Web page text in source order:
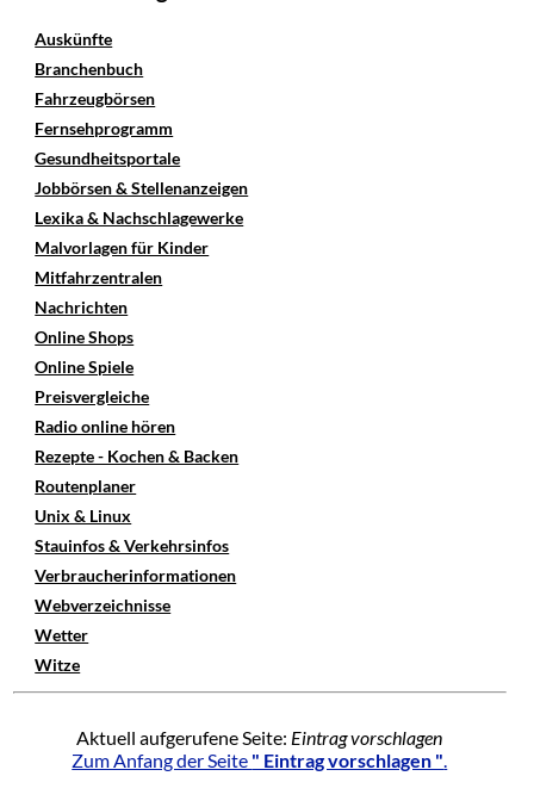
Auskünfte
Branchenbuch
Fahrzeugbörsen
Fernsehprogramm
Gesundheitsportale
Jobbörsen & Stellenanzeigen
Lexika & Nachschlagewerke
Malvorlagen für Kinder
Mitfahrzentralen
Nachrichten
Online Shops
Online Spiele
Preisvergleiche
Radio online hören
Rezepte - Kochen & Backen
Routenplaner
Unix & Linux
Stauinfos & Verkehrsinfos
Verbraucherinformationen
Webverzeichnisse
Wetter
Witze
Aktuell aufgerufene Seite: Eintrag vorschlagen
Zum Anfang der Seite " Eintrag vorschlagen ".